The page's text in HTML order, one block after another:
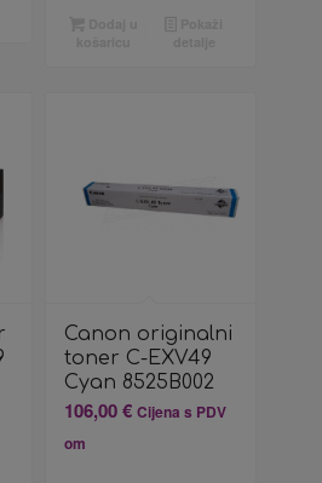
Canon originalni
toner C-EXV49
Cyan 8525B002
106,00€ Cijena s PDV
om